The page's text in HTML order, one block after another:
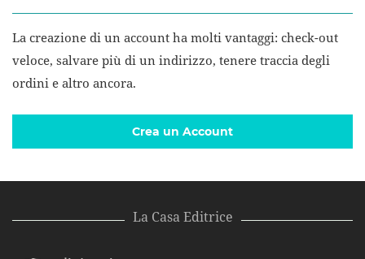
La creazione di un account ha molti vantaggi: check-out
veloce, salvare più di un indirizzo, tenere traccia degli
ordini e altro ancora.
Crea un Account
La Casa Editrice